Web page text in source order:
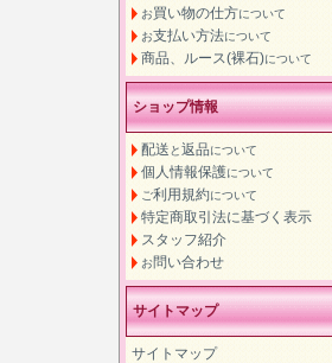
お買い物の仕方について
お支払い方法について
商品、ルース(裸石)について
ショップ情報
配送 と返品について
個人情報保護について
ご利用規約について
特定商取引法に基づく表示
スタッフ紹介
お問い合わせ
サイトマップ
サイトマップ